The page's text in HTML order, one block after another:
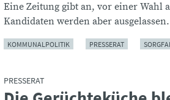
Eine Zeitung gibt an, vor einer Wahl
Kandidaten werden aber
KOMMUNALPOLITIK PRESSERAT
PRESSERAT
: